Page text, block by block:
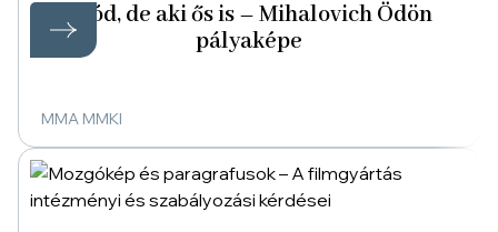
Utód, de aki ős is – Mihalovich Ödön
pályaképe
MMA MMKI